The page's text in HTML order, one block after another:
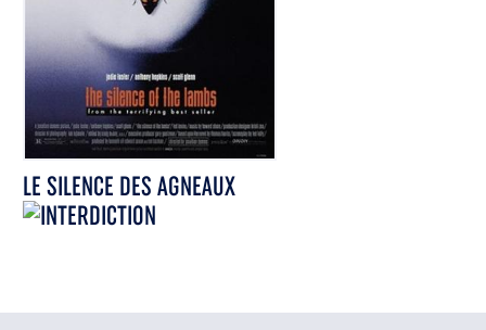
LE SILENCE DES AGNEAUX